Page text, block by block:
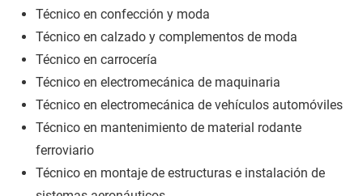
Técnico en confección y moda
Técnico en calzado y complementos de moda
Técnico en carrocería
Técnico en electromecánica de maquinaria
Técnico en electromecánica de vehículos automóviles
Técnico en mantenimiento de material rodante
ferroviario
Técnico en montaje de estructuras e instalación de